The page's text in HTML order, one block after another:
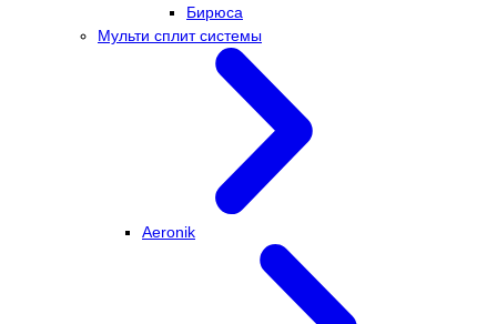
Бирюса
Мульти сплит системы
Aeronik